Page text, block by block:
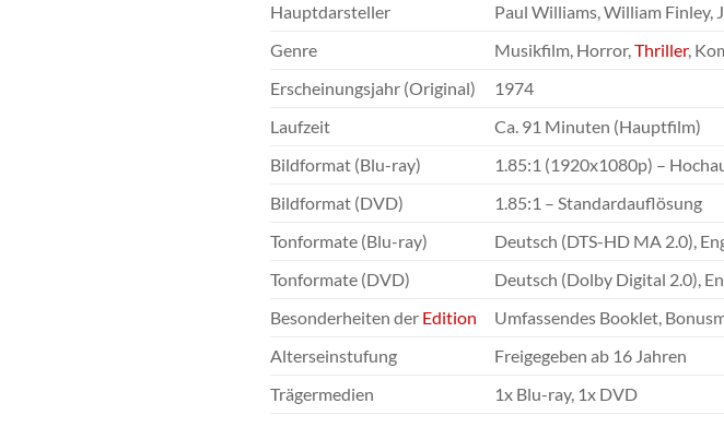
Hauptdarsteller
Paul Williams, William Finley,
Genre
Musikfilm, Horror,Thriller,
Erscheinungsjahr (Original)
1974
Laufzeit
Ca. 91 Minuten (Hauptfilm)
Bildformat (Blu-ray)
1.85:1 (1920x1080p) –
Bildformat (DVD)
1.85:1 – Standardauflösung
Tonformate (Blu-ray)
Deutsch (DTS-HD MA 2.0),
Tonformate (DVD)
Deutsch (Dolby Digital 2.0),
Besonderheiten der Edition
Umfassendes Booklet,
Alterseinstufung
Freigegeben ab 16 Jahren
Trägermedien
1x Blu-ray, 1x DVD